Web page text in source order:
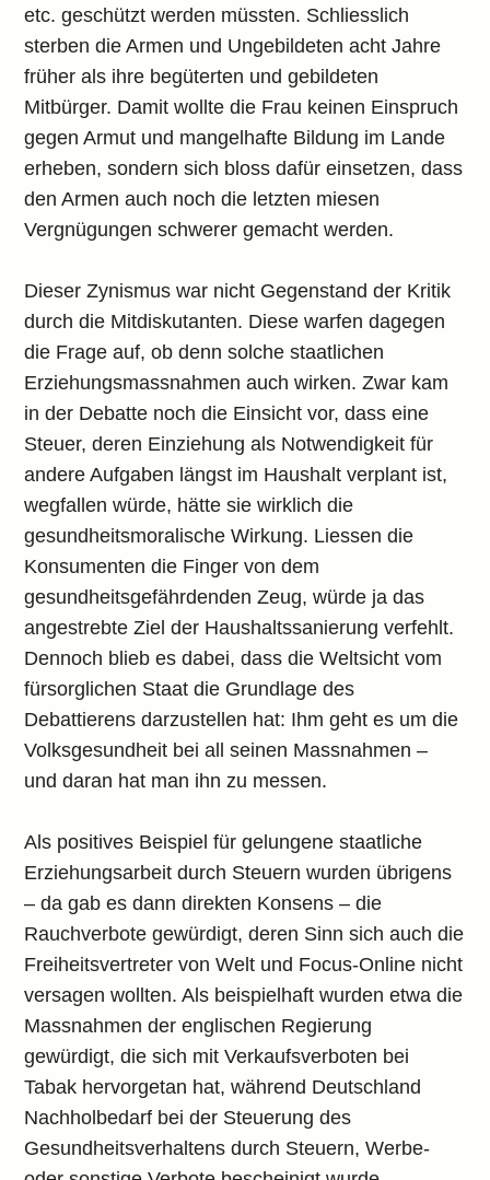
etc. geschützt werden müssten. Schliesslich
sterben die Armen und Ungebildeten acht Jahre
früher als ihre begüterten und gebildeten
Mitbürger. Damit wollte die Frau keinen Einspruch
gegen Armut und mangelhafte Bildung im Lande
erheben, sondern sich bloss dafür einsetzen, dass
den Armen auch noch die letzten miesen
Vergnügungen schwerer gemacht werden.
Dieser Zynismus war nicht Gegenstand der Kritik
durch die Mitdiskutanten. Diese warfen dagegen
die Frage auf, ob denn solche staatlichen
Erziehungsmassnahmen auch wirken. Zwar kam
in der Debatte noch die Einsicht vor, dass eine
Steuer, deren Einziehung als Notwendigkeit für
andere Aufgaben längst im Haushalt verplant ist,
wegfallen würde, hätte sie wirklich die
gesundheitsmoralische Wirkung. Liessen die
Konsumenten die Finger von dem
gesundheitsgefährdenden Zeug, würde ja das
angestrebte Ziel der Haushaltssanierung verfehlt.
Dennoch blieb es dabei, dass die Weltsicht vom
fürsorglichen Staat die Grundlage des
Debattierens darzustellen hat: Ihm geht es um die
Volksgesundheit bei all seinen Massnahmen –
und daran hat man ihn zu messen.
Als positives Beispiel für gelungene staatliche
Erziehungsarbeit durch Steuern wurden übrigens
– da gab es dann direkten Konsens – die
Rauchverbote gewürdigt, deren Sinn sich auch die
Freiheitsvertreter von Welt und Focus-Online nicht
versagen wollten. Als beispielhaft wurden etwa die
Massnahmen der englischen Regierung
gewürdigt, die sich mit Verkaufsverboten bei
Tabak hervorgetan hat, während Deutschland
Nachholbedarf bei der Steuerung des
Gesundheitsverhaltens durch Steuern, Werbe-